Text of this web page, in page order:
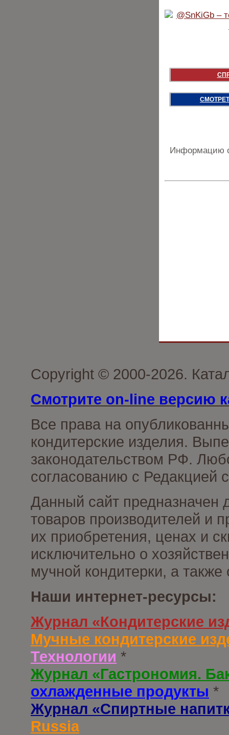
Информацию
Copyright © 2000-2026.
Смотрите on-line версию
Все права на
кондитерские изделия.
законодательством РФ.
согласованию с Редакцией
Данный сайт предназначен
товаров производителей и
их приобретения, ценах и
исключительно о
мучной кондитерки, а
Наши интернет-ресурсы:
Журнал «Кондитерские
Мучные кондитерские
Технологии *
Журнал «Гастрономия.
охлажденные продукты *
Журнал «Спиртные
Russia